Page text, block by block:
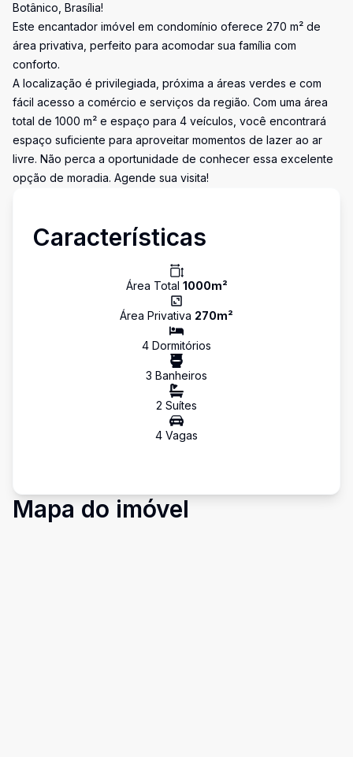
Botânico, Brasília!
Este encantador imóvel em condomínio oferece 270 m² de
área privativa, perfeito para acomodar sua família com
conforto.
A localização é privilegiada, próxima a áreas verdes e com
fácil acesso a comércio e serviços da região. Com uma área
total de 1000 m² e espaço para 4 veículos, você encontrará
espaço suficiente para aproveitar momentos de lazer ao ar
livre. Não perca a oportunidade de conhecer essa excelente
opção de moradia. Agende sua visita!
Características
Área Total 1000m²
Área Privativa 270m²
4 Dormitórios
3 Banheiros
2 Suítes
4 Vagas
Mapa do imóvel